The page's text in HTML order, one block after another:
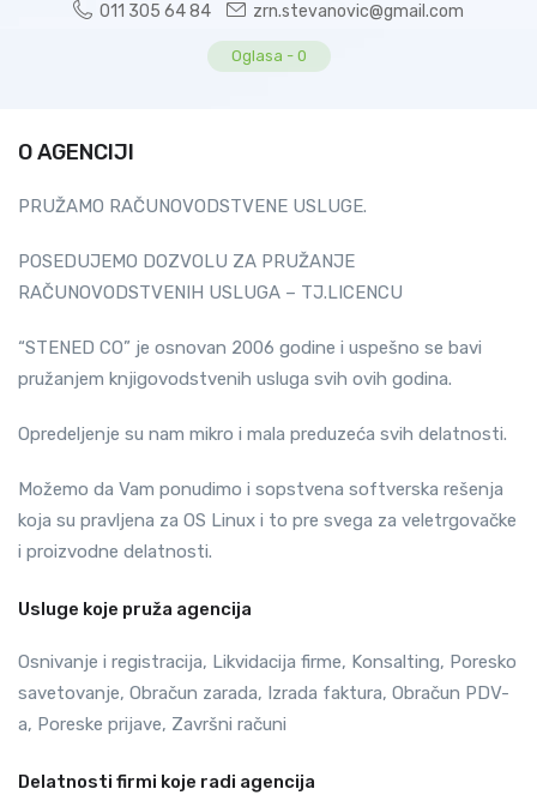
011 305 64 84
zrn.stevanovic@gmail.com
Oglasa - 0
O AGENCIJI
PRUŽAMO RAČUNOVODSTVENE USLUGE.
POSEDUJEMO DOZVOLU ZA PRUŽANJE
RAČUNOVODSTVENIH USLUGA – TJ.LICENCU
“STENED CO” je osnovan 2006 godine i uspešno se bavi
pružanjem knjigovodstvenih usluga svih ovih godina.
Opredeljenje su nam mikro i mala preduzeća svih delatnosti.
Možemo da Vam ponudimo i sopstvena softverska rešenja
koja su pravljena za OS Linux i to pre svega za veletrgovačke
i proizvodne delatnosti.
Usluge koje pruža agencija
Osnivanje i registracija, Likvidacija firme, Konsalting, Poresko
savetovanje, Obračun zarada, Izrada faktura, Obračun PDV-
a, Poreske prijave, Završni računi
Delatnosti firmi koje radi agencija